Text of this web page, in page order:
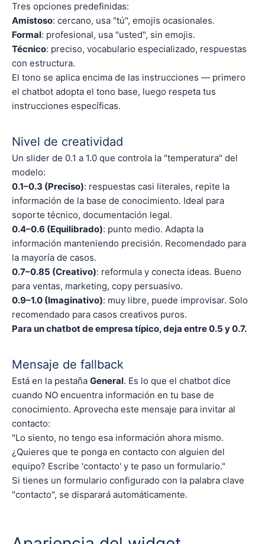
Tres opciones predefinidas:
Amistoso: cercano, usa "tú", emojis ocasionales.
Formal: profesional, usa "usted", sin emojis.
Técnico: preciso, vocabulario especializado, respuestas
con estructura.
El tono se aplica encima de las instrucciones — primero
el chatbot adopta el tono base, luego respeta tus
instrucciones específicas.
Nivel de creatividad
Un slider de 0.1 a 1.0 que controla la "temperatura" del
modelo:
0.1–0.3 (Preciso): respuestas casi literales, repite la
información de la base de conocimiento. Ideal para
soporte técnico, documentación legal.
0.4–0.6 (Equilibrado): punto medio. Adapta la
información manteniendo precisión. Recomendado para
la mayoría de casos.
0.7–0.85 (Creativo): reformula y conecta ideas. Bueno
para ventas, marketing, copy persuasivo.
0.9–1.0 (Imaginativo): muy libre, puede improvisar. Solo
recomendado para casos creativos puros.
Para un chatbot de empresa típico, deja entre 0.5 y 0.7.
Mensaje de fallback
Está en la pestaña General. Es lo que el chatbot dice
cuando NO encuentra información en tu base de
conocimiento. Aprovecha este mensaje para invitar al
contacto:
"Lo siento, no tengo esa información ahora mismo.
¿Quieres que te ponga en contacto con alguien del
equipo? Escribe 'contacto' y te paso un formulario."
Si tienes un formulario configurado con la palabra clave
"contacto", se disparará automáticamente.